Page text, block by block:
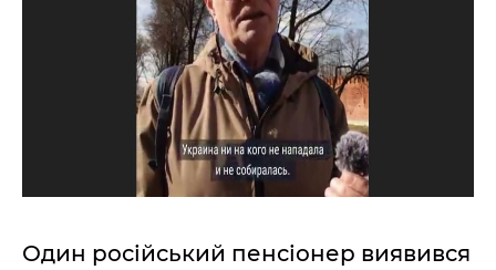
Один російський пенсіонер виявився